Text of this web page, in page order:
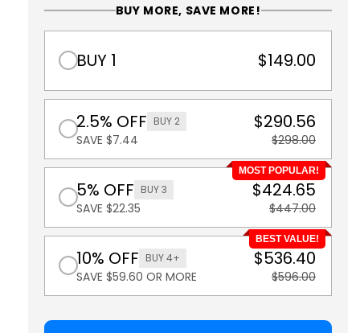
BUY MORE, SAVE MORE!
BUY 1 $149.00
2.5% OFF BUY 2
SAVE $7.44
$290.56
$298.00
MOST POPULAR!
5% OFF BUY 3
SAVE $22.35
$424.65
$447.00
BEST VALUE!
10% OFF BUY 4+
SAVE $59.60 OR MORE
$536.40
$596.00